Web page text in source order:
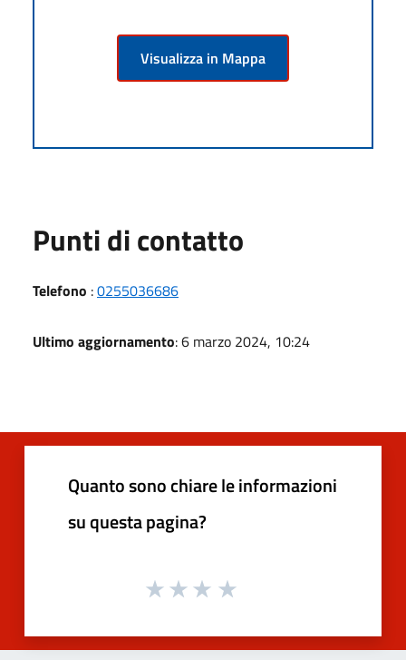
Visualizza in Mappa
Punti di contatto
Telefono :0255036686
Ultimo aggiornamento: 6 marzo 2024, 10:24
Quanto sono chiare le informazioni
su questa pagina?